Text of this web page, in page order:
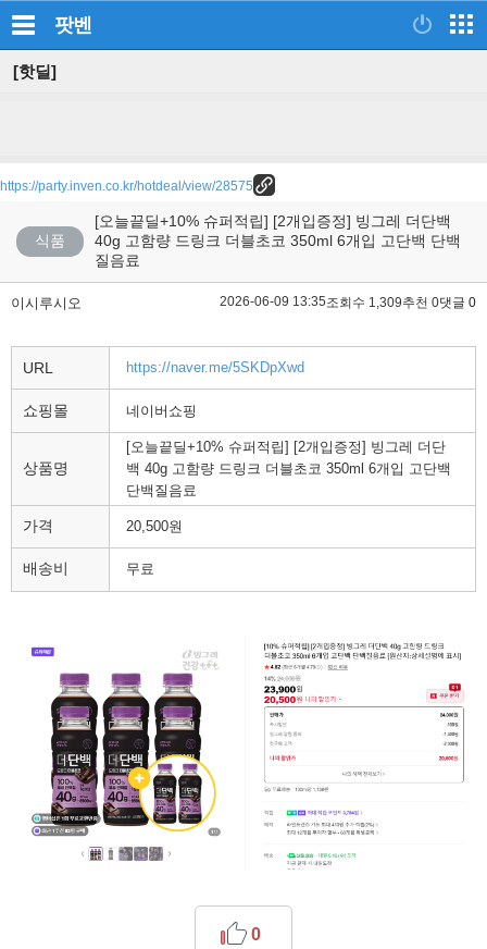
팟벤
[핫딜]
https://party.inven.co.kr/hotdeal/view/28575
식품
[오늘끝딜+10% 슈퍼적립] [2개입증정] 빙그레 더단백
40g 고함량 드링크 더블초코 350ml 6개입 고단백 단백
질음료
이시루시오 2026-06-09 13:35조회수 1,309추천 0댓글 0
URL https://naver.me/5SKDpXwd
쇼핑몰 네이버쇼핑
상품명
[오늘끝딜+10% 슈퍼적립] [2개입증정] 빙그레 더단
백 40g 고함량 드링크 더블초코 350ml 6개입 고단백
단백질음료
가격 20,500원
배송비 무료
0